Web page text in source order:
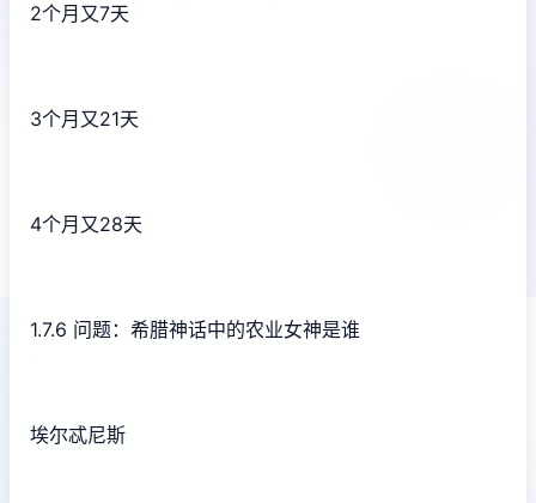
2个月又7天
3个月又21天
4个月又28天
1.7.6 问题：希腊神话中的农业女神是谁
埃尔忒尼斯